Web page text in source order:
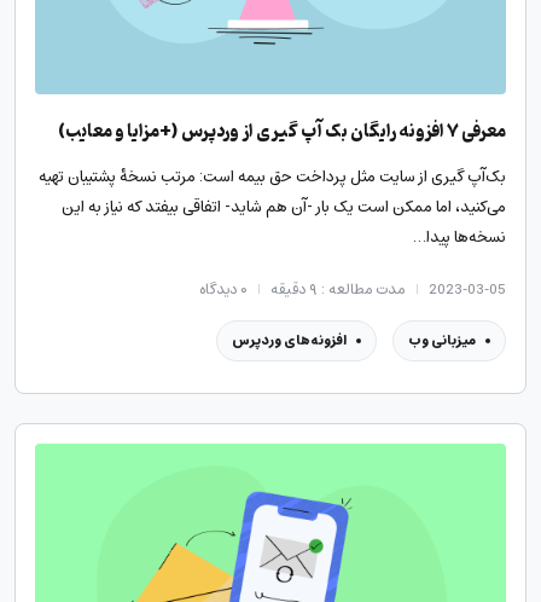
معرفی ۷ افزونه رایگان بک آپ گیری از وردپرس (+مزایا و معایب)
بک‌آپ گیری از سایت مثل پرداخت حق بیمه است: مرتب نسخهٔ پشتیبان تهیه
می‌کنید، اما ممکن است یک بار -آن هم شاید- اتفاقی بیفتد که نیاز به این
نسخه‌ها پیدا…
2023-03-05 مدت مطالعه : ۹ دقیقه ۰دیدگاه
میزبانی وب افزونه‌های وردپرس